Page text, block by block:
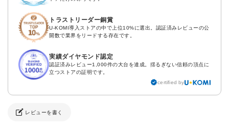
トラストリーダー銅賞
U-KOMI導入ストアの中で上位10%に選出。認証済みレビューの公
開数で業界をリードする存在です。
実績ダイヤモンド認定
認証済みレビュー1,000件の大台を達成。揺るぎない信頼の頂点に
立つストアの証明です。
certified by
レビューを書く